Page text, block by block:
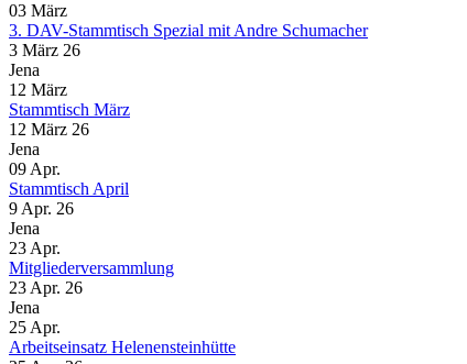
03 März
3. DAV-Stammtisch Spezial mit Andre Schumacher
3 März 26
Jena
12 März
Stammtisch März
12 März 26
Jena
09 Apr.
Stammtisch April
9 Apr. 26
Jena
23 Apr.
Mitgliederversammlung
23 Apr. 26
Jena
25 Apr.
Arbeitseinsatz Helenensteinhütte